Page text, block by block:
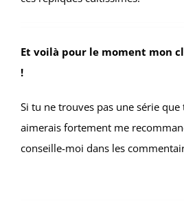
Et voilà pour le moment mon
!
Si tu ne trouves pas une série que
aimerais fortement me
conseille-moi dans les